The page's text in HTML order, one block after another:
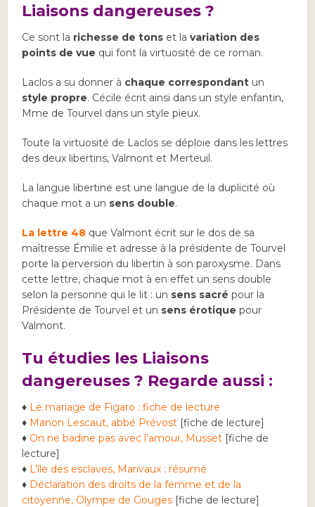
Liaisons dangereuses ?
Ce sont la richesse de tons et la variation des
points de vue qui font la virtuosité de ce roman.
Laclos a su donner à chaque correspondant un
style propre. Cécile écrit ainsi dans un style enfantin,
Mme de Tourvel dans un style pieux.
Toute la virtuosité de Laclos se déploie dans les lettres
des deux libertins, Valmont et Merteuil.
La langue libertine est une langue de la duplicité où
chaque mot a un sens double.
La lettre 48 que Valmont écrit sur le dos de sa
maîtresse Émilie et adresse à la présidente de Tourvel
porte la perversion du libertin à son paroxysme. Dans
cette lettre, chaque mot à en effet un sens double
selon la personne qui le lit : un sens sacré pour la
Présidente de Tourvel et un sens érotique pour
Valmont.
Tu étudies les Liaisons
dangereuses ? Regarde aussi :
♦ Le mariage de Figaro : fiche de lecture
♦ Manon Lescaut, abbé Prévost [fiche de lecture]
♦ On ne badine pas avec l’amour, Musset [fiche de
lecture]
♦ L’île des esclaves, Marivaux : résumé
♦ Déclaration des droits de la femme et de la
citoyenne, Olympe de Gouges [fiche de lecture]